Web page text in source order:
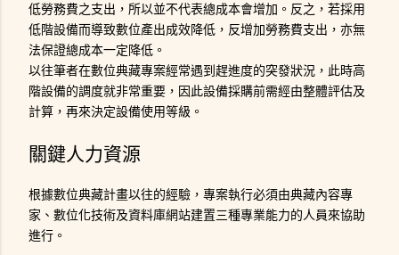
低勞務費之支出，所以並不代表總成本會增加。反之，若採用
低階設備而導致數位產出成效降低，反增加勞務費支出，亦無
法保證總成本一定降低。
以往筆者在數位典藏專案經常遇到趕進度的突發狀況，此時高
階設備的調度就非常重要，因此設備採購前需經由整體評估及
計算，再來決定設備使用等級。
關鍵人力資源
根據數位典藏計畫以往的經驗，專案執行必須由典藏內容專
家、數位化技術及資料庫網站建置三種專業能力的人員來協助
進行。